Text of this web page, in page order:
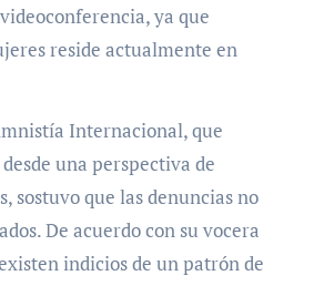
ya que
reside actualmente en
Internacional, que
una perspectiva de
sostuvo que las denuncias no
De acuerdo con su vocera
indicios de un patrón de